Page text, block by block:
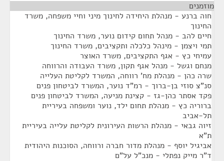
מוזמנים
חוה ברנע - מנהלת היחידה לחינוך מיני וחיי משפחה, משרד
החינוך
חיים להב - מנהל תחום קידום נוער, משרד החינוך
תמי ויצמן - מינהל כלכלה ותקציבים, משרד החינוך
עמיחי כץ - אגף התקציבים, משרד האוצר
מנחם וגשל - מנהל אגף תקון, משרד העבודה והרווחה
שרה כהן - מנהלת מח' רווחה, המשרד לקליטת העלייה
סנ"צ סוזי בן-ברוך - רמ"ד נוער, המשרד לביטחון פנים
פקד אסתר כהן-גז - קצינת מניעה, המשרד לביטחון פנים
ברוריה כץ - מנהלת תחום ילד, נוער ומשפחה בעיריית
תל-אביב
זיוה גבאי - מנהלת הרשות העירונית לקליטת עלייה בעיריית
ת"א
אביגיל יוסף - מנהלת מדור חברה ורווחה, הסוכנות היהודית
ד"ר מייק נפתלי - מנכ"ל על"ם